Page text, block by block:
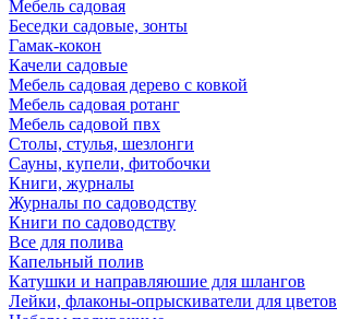
Мебель садовая
Беседки садовые, зонты
Гамак-кокон
Качели садовые
Мебель садовая дерево с ковкой
Мебель садовая ротанг
Мебель садовой пвх
Столы, стулья, шезлонги
Сауны, купели, фитобочки
Книги, журналы
Журналы по садоводству
Книги по садоводству
Все для полива
Капельный полив
Катушки и направляюшие для шлангов
Лейки, флаконы-опрыскиватели для цветов